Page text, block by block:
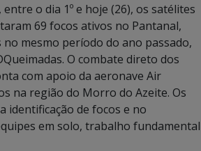
o dia 1º e hoje (26), os satélites
69 focos ativos no Pantanal,
mesmo período do ano passado,
O combate direto dos
com apoio da aeronave Air
na região do Morro do Azeite. Os
identificação de focos e no
em solo, trabalho fundamental